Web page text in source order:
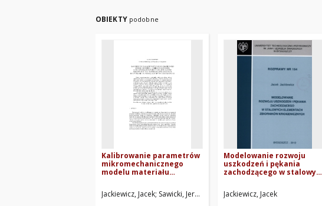
OBIEKTY podobne
Kalibrowanie parametrów
mikromechanicznego
modelu materiału
uwzględnia wzrost
strukturalnych
Jackiewicz, Jacek Sawicki, Jerzy Ryszard. Red.
Modelowanie rozwoju
uszkodzeń i pękania
zachodzącego w stalowych
kriogenicznych
Jackiewicz, Jacek